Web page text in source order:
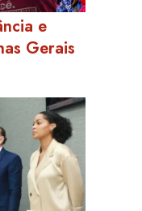
e
Gerais